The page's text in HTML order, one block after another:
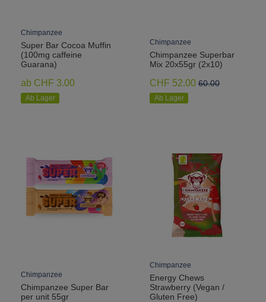
Chimpanzee
Super Bar Cocoa Muffin
(100mg caffeine
Guarana)
ab CHF 3.00
Ab Lager
Chimpanzee
Chimpanzee Superbar
Mix 20x55gr (2x10)
CHF 52.00 60.00
Ab Lager
Chimpanzee
Chimpanzee Super Bar
per unit 55gr
Chimpanzee
Energy Chews
Strawberry (Vegan /
Gluten Free)